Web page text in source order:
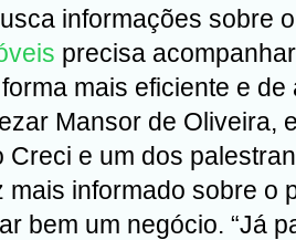
informações sobre
precisa
mais eficiente e
Mansor de Oliveira,
Creci e um dos
mais informado sobre o
bem um negócio. “Já